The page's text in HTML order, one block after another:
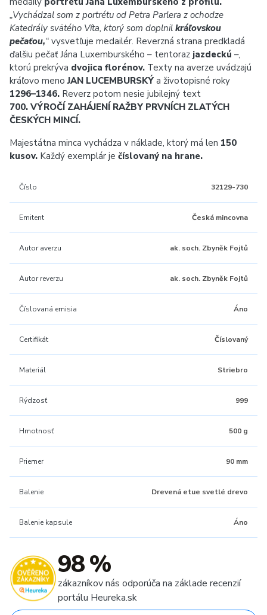
„Vychádzal som z portrétu od Petra Parlera z ochodze
Katedrály svätého Víta, ktorý som doplnil kráľovskou
pečaťou,“ vysvetľuje medailér. Reverzná strana predkladá
ďalšiu pečať Jána Luxemburského – tentoraz jazdeckú –,
ktorú prekrýva dvojica florénov. Texty na averze uvádzajú
kráľovo menoJAN LUCEMBURSKÝ a životopisné roky
1296–1346. Reverz potom nesie jubilejný text
700. VÝROČÍ ZAHÁJENÍ RAŽBY PRVNÍCH ZLATÝCH
ČESKÝCH MINCÍ.
Majestátna minca vychádza v náklade, ktorý má len 150
kusov. Každý exemplár je číslovaný na hrane.
Číslo 32129-730
Emitent Česká mincovna
Autor averzu ak. soch. Zbyněk Fojtů
Autor reverzu ak. soch. Zbyněk Fojtů
Číslovaná emisia Áno
Certifikát Číslovaný
Materiál Striebro
Rýdzosť 999
Hmotnosť 500 g
Priemer 90 mm
Balenie Drevená etue svetlé drevo
Balenie kapsule Áno
98 %
zákazníkov nás odporúča na základe recenzií
portálu Heureka.sk